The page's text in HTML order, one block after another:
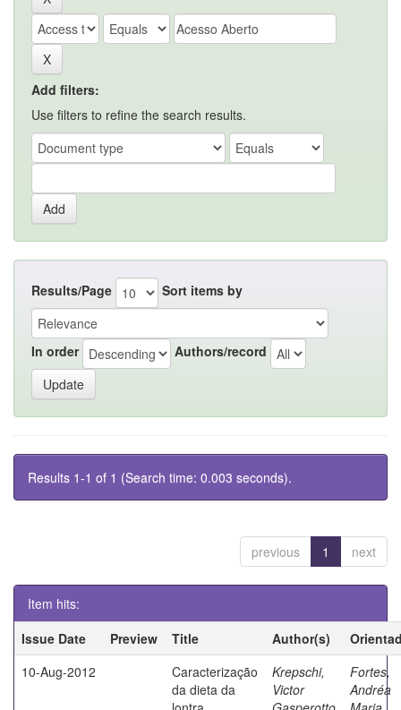
Add filters:
Use filters to refine the search results.
Results/Page Sort items by
In order Authors/record
Results 1-1 of 1 (Search time: 0.003 seconds).
previous 1 next
Item hits:
Issue Date
Preview Title Author(s)
10-Aug-2012
Caracterização
da dieta da
Krepschi,
Victor
Fortes,
Andréa